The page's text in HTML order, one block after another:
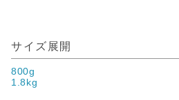
サイズ展開
800g
1.8kg